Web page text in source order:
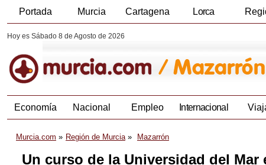
Portada Murcia Cartagena Lorca
Hoy es Sábado 8 de Agosto de 2026
Economía Nacional Empleo Internacional
Murcia.com Región de Murcia Mazarrón
Un curso de la Universidad del